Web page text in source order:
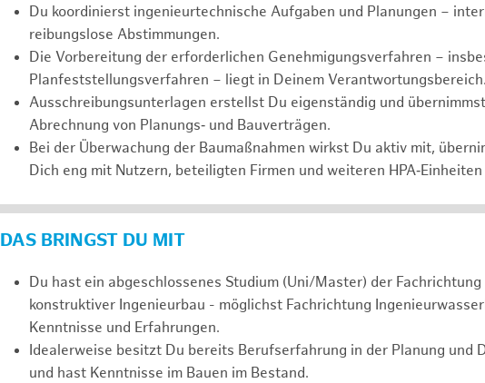
Du koordinierst ingenieurtechnische Aufgaben und Planungen –
reibungslose Abstimmungen.
Die Vorbereitung der erforderlichen Genehmigungsverfahren –
Planfeststellungsverfahren – liegt in Deinem Verantwortungsbereich.
Ausschreibungsunterlagen erstellst Du eigenständig und
Abrechnung von Planungs‑ und Bauverträgen.
Bei der Überwachung der Baumaßnahmen wirkst Du aktiv mit,
Dich eng mit Nutzern, beteiligten Firmen und weiteren HPA‑Einheiten
DAS BRINGST DU MIT
Du hast ein abgeschlossenes Studium (Uni/Master) der
konstruktiver Ingenieurbau - möglichst Fachrichtung
Kenntnisse und Erfahrungen.
Idealerweise besitzt Du bereits Berufserfahrung in der Planung und
und hast Kenntnisse im Bauen im Bestand.